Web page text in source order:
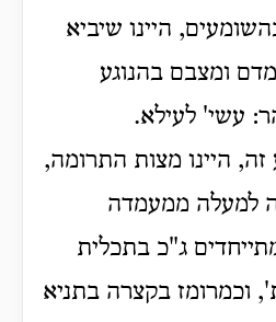
היינו שיביא
ומצבם בהנוגע
עשי' לעילא.
היינו מצות התרומה,
למעלה ממעמדה
ג"כ בתכלית
וכמרומז בקצרה בתניא